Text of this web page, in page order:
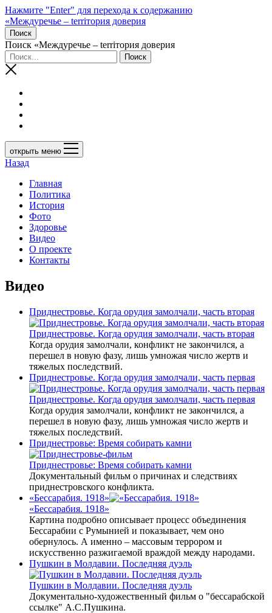
Нажмите "Enter" для перехода к содержанию
«Междуречье – terriтория доверия
Поиск
Поиск «Междуречье – terriтория доверия
открыть меню
Назад
Главная
Политика
История
Фото
Здоровье
Видео
О проекте
Контакты
Видео
Приднестровье. Когда орудия замолчали, часть вторая
Приднестровье. Когда орудия замолчали, часть вторая
Когда орудия замолчали, конфликт не закончился, а
перешел в новую фазу, лишь умножая число жертв и
тяжелых последствий.
Приднестровье. Когда орудия замолчали, часть первая
Приднестровье. Когда орудия замолчали, часть первая
Когда орудия замолчали, конфликт не закончился, а
перешел в новую фазу, лишь умножая число жертв и
тяжелых последствий.
Приднестровье: Время собирать камни
Приднестровье: Время собирать камни
Документальный фильм о причинах и следствиях
приднестровского конфликта.
«Бессарабия. 1918»
«Бессарабия. 1918»
Картина подробно описывает процесс объединения
Бессарабии с Румынией и показывает, чем оно
обернулось. А именно – массовым террором и
искусственно разжигаемой враждой между народами.
Пушкин в Молдавии. Последняя дуэль
Пушкин в Молдавии. Последняя дуэль
Документально-художественный фильм о "бессарабской
ссылке" А.С.Пушкина.